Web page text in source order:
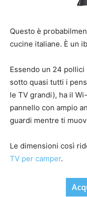
Questo è
cucine italiane. È un
Essendo un 24
sotto quasi tutti i
le TV grandi), ha il
pannello con ampio
guardi mentre ti
Le dimensioni così
TV per camper.